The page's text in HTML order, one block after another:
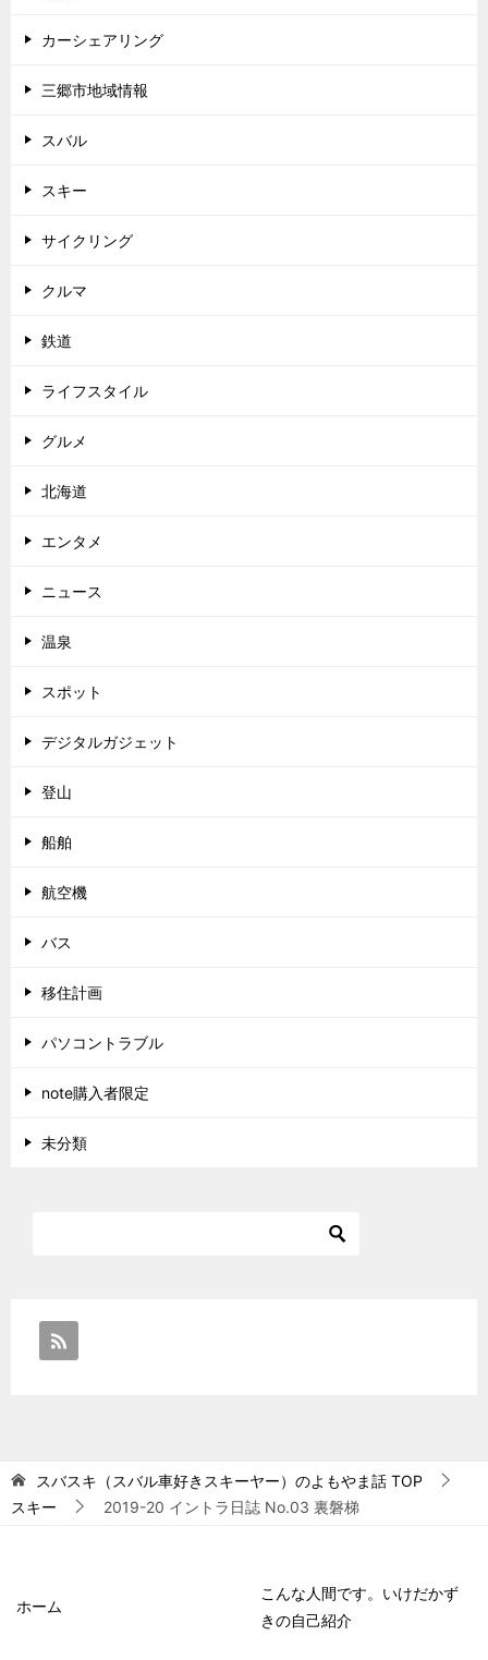
カーシェアリング
三郷市地域情報
スバル
スキー
サイクリング
クルマ
鉄道
ライフスタイル
グルメ
北海道
エンタメ
ニュース
温泉
スポット
デジタルガジェット
登山
船舶
航空機
バス
移住計画
パソコントラブル
note購入者限定
未分類
スバスキ（スバル車好きスキーヤー）のよもやま話 TOP
スキー
2019-20 イントラ日誌 No.03 裏磐梯
ホーム
こんな人間です。いけだかず
きの自己紹介